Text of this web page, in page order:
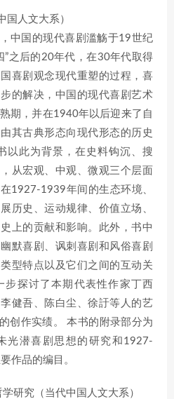
国人文大系）
中国的现代喜剧滥觞于19世纪
”之后的20年代，在30年代取得
喜剧观念现代重塑的过程，喜
的解决，中国的现代喜剧艺术
期，并在1940年以后迎来了自
其古典形态向现代形态的历史
以此为背景，在史料钩沉、搜
从宏观、中观、微观三个层面
1927-1939年间的生态环境、
历史、运动规律、价值立场、
上的贡献和影响。此外，书中
默喜剧、讽刺喜剧和风俗喜剧
型特点以及它们之间的互动关
步探讨了本期代表性作家丁西
健吾、陈白尘、徐訏等人的艺
创作实绩。 本书的附录部分为
光潜喜剧思想的研究和1927-
作品的编目。
研究（当代中国人文大系）